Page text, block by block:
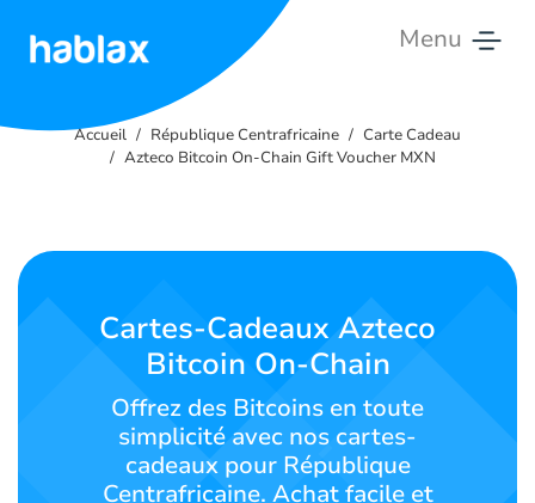
Menu
Tarifs
nous
SIGN INSIGN UP
Accueil République Centrafricaine
Carte Cadeau
Azteco Bitcoin On-Chain Gift Voucher MXN
Cartes-Cadeaux Azteco
Bitcoin On-Chain
Offrez des Bitcoins en toute
simplicité avec nos cartes-
cadeaux pour République
Centrafricaine. Achat facile et